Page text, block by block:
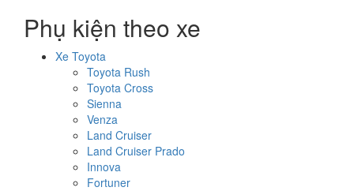
Phụ kiện theo xe
Xe Toyota
Toyota Rush
Toyota Cross
Sienna
Venza
Land Cruiser
Land Cruiser Prado
Innova
Fortuner